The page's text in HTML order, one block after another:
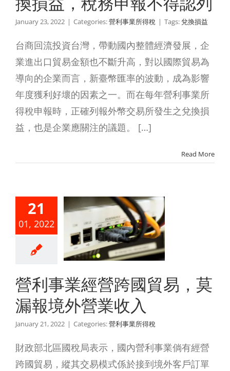
January 23, 2022 | Categories:營利事業所得稅 | Tags:兌換損益
台商回流投資台灣，帶動國內整體經濟發展，企
業進出口貿易金額也不斷升高，對以國際貿易為
導向的企業而言，新臺幣匯率的波動，成為影響
年度獲利好壞的因素之一。而在每年營利事業所
得稅申報時，正確列報外幣交易所發生之兌換損
益，也是企業應關注的議題。 […]
Read More
21
01, 2022
事業經
國貿
莫漏報
業收
入
事業所得稅
營利事業經營跨國貿易，莫
漏報境外營業收入
January 21, 2022 | Categories:營利事業所得稅
財政部北區國稅局表示，國內營利事業倘有經營
跨國貿易，縱其交易模式係於接到境外客戶訂單